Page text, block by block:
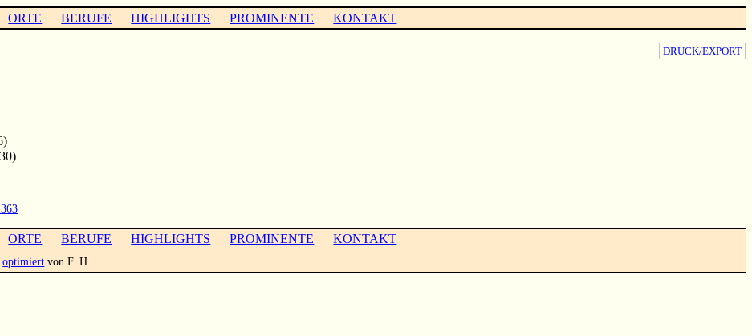
ORTE BERUFE HIGHLIGHTS PROMINENTE KONTAKT
DRUCK/EXPORT
ORTE BERUFE HIGHLIGHTS PROMINENTE KONTAKT
optimiert von F. H.